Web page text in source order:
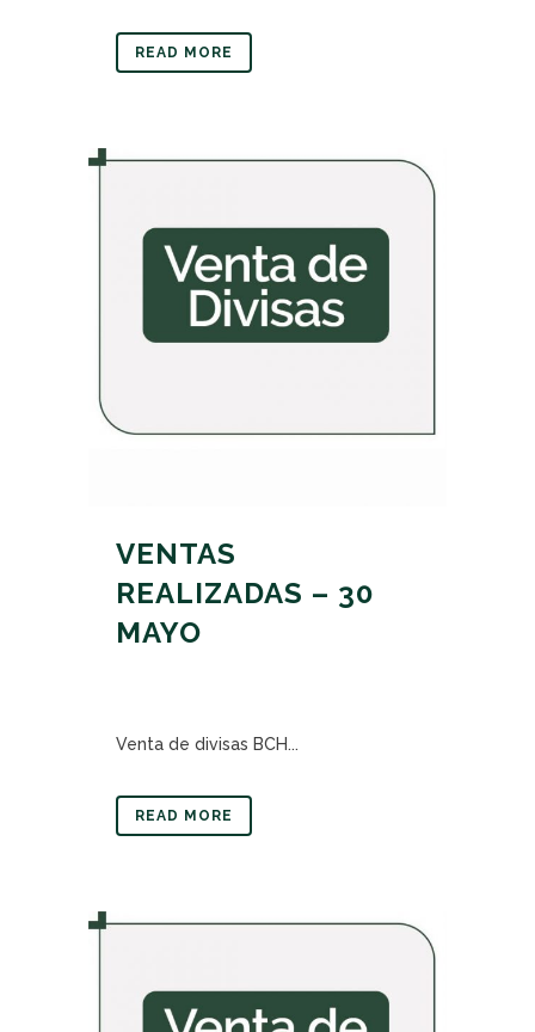
READ MORE
VENTAS
REALIZADAS – 30
MAYO
Venta de divisas BCH...
READ MORE